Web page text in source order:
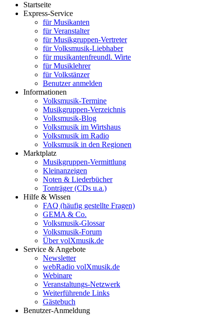
Startseite
Express-Service
für Musikanten
für Veranstalter
für Musikgruppen-Vertreter
für Volksmusik-Liebhaber
für musikantenfreundl. Wirte
für Musiklehrer
für Volkstänzer
Benutzer anmelden
Informationen
Volksmusik-Termine
Musikgruppen-Verzeichnis
Volksmusik-Blog
Volksmusik im Wirtshaus
Volksmusik im Radio
Volksmusik in den Regionen
Marktplatz
Musikgruppen-Vermittlung
Kleinanzeigen
Noten & Liederbücher
Tonträger (CDs u.a.)
Hilfe & Wissen
FAQ (häufig gestellte Fragen)
GEMA & Co.
Volksmusik-Glossar
Volksmusik-Forum
Über volXmusik.de
Service & Angebote
Newsletter
webRadio volXmusik.de
Webinare
Veranstaltungs-Netzwerk
Weiterführende Links
Gästebuch
Benutzer-Anmeldung